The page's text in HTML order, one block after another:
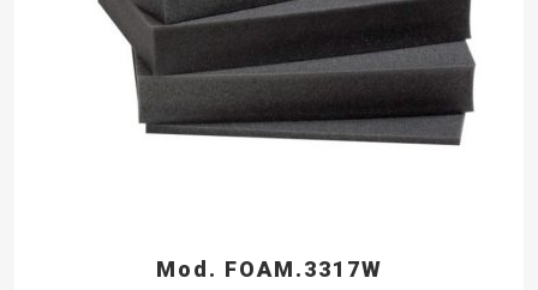
Mod. FOAM.3317W